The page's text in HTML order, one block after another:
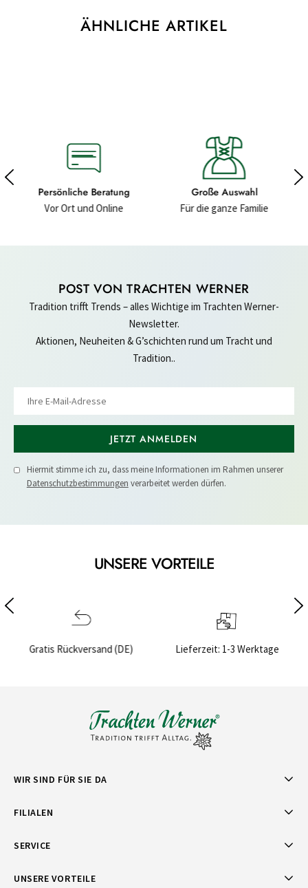
ÄHNLICHE ARTIKEL
Große Auswahl
Für die ganze Familie
Hochwertige Materialien
Für ein gutes Gefühl
POST VON TRACHTEN WERNER
Tradition trifft Trends – alles Wichtige im Trachten Werner-
Newsletter.
Aktionen, Neuheiten & G’schichten rund um Tracht und
Tradition..
JETZT ANMELDEN
Hiermit stimme ich zu, dass meine Informationen im Rahmen unserer
Datenschutzbestimmungen verarbeitet werden dürfen.
UNSERE VORTEILE
Lieferzeit: 1-3 Werktage Sichere Bezahlung
WIR SIND FÜR SIE DA
FILIALEN
SERVICE
UNSERE VORTEILE